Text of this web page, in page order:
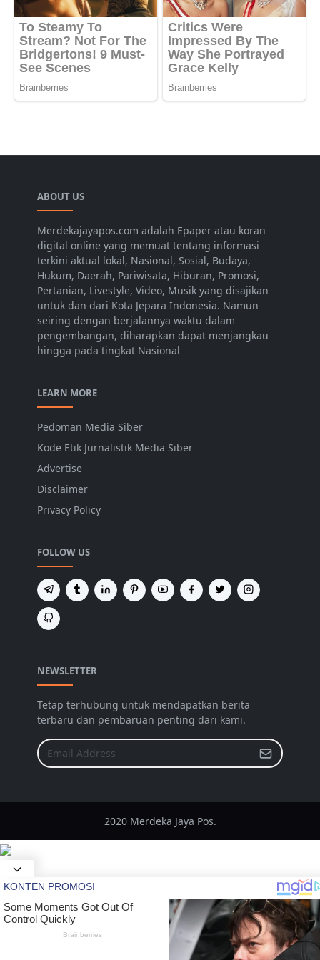
ABOUT US
Merdekajayapos.com adalah Epaper atau koran
digital online yang memuat tentang informasi
terkini aktual lokal, Nasional, Sosial, Budaya,
Hukum, Daerah, Pariwisata, Hiburan, Promosi,
Pertanian, Livestyle, Video, Musik yang disajikan
untuk dan dari Kota Jepara Indonesia. Namun
seiring dengan berjalannya waktu dalam
pengembangan, diharapkan dapat menjangkau
hingga pada tingkat Nasional
LEARN MORE
Pedoman Media Siber
Kode Etik Jurnalistik Media Siber
Advertise
Disclaimer
Privacy Policy
FOLLOW US
NEWSLETTER
Tetap terhubung untuk mendapatkan berita
terbaru dan pembaruan penting dari kami.
2020 Merdeka Jaya Pos.